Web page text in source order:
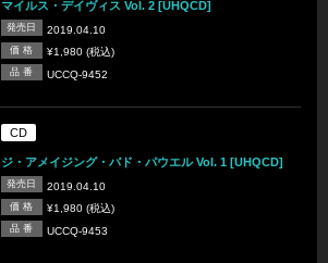
マイルス・デイヴィス Vol. 2 [UHQCD]
発売日 2019.04.10
価 格 ¥1,980 (税込)
品 番 UCCQ-9452
CD
ジ・アメイジング・バド・パウエル Vol. 1 [UHQCD]
発売日 2019.04.10
価 格 ¥1,980 (税込)
品 番 UCCQ-9453